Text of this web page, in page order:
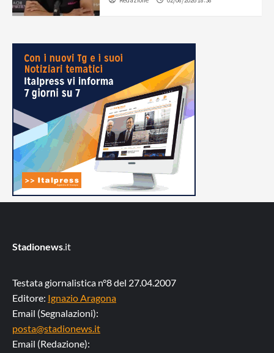
Stadionews.it
Testata giornalistica n°8 del 27.04.2007
Editore: Ignazio Aragona
Email (Segnalazioni):
posta@stadionews.it
Email (Redazione):